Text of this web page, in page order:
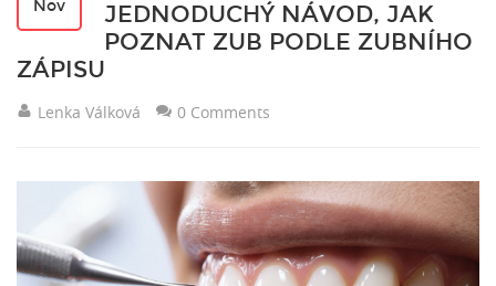
Nov
JEDNODUCHÝ NÁVOD, JAK
POZNAT ZUB PODLE ZUBNÍHO
ZÁPISU
Lenka Válková 0 Comments